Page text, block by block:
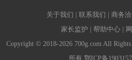
关于我们 联系我们 商务
家长监护
帮助中心
Copyright © 2018-2026 700g.com All
所有 鄂ICP备